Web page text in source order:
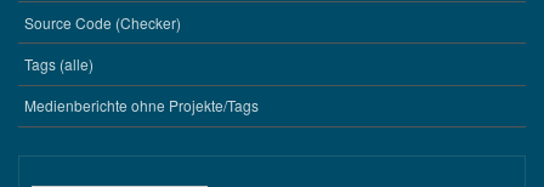
Source Code (Checker)
Tags (alle)
Medienberichte ohne Projekte/Tags